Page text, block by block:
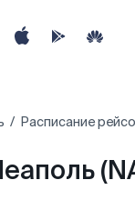
Расписание